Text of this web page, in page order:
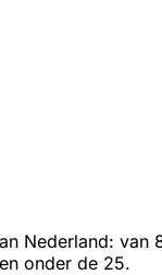
Nederland: van
onder de 25.